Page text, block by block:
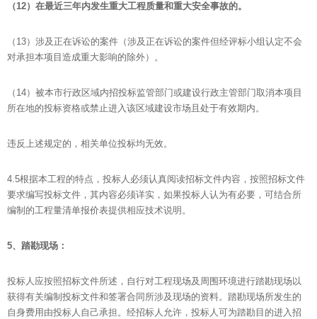
（12）在最近三年内发生重大工程质量和重大安全事故的。
（13）涉及正在诉讼的案件（涉及正在诉讼的案件但经评标小组认定不会
对承担本项目造成重大影响的除外）。
（14）被本市行政区域内招投标监管部门或建设行政主管部门取消本项目
所在地的投标资格或禁止进入该区域建设市场且处于有效期内。
违反上述规定的，相关单位投标均无效。
4.5根据本工程的特点，投标人必须认真阅读招标文件内容，按照招标文件
要求编写投标文件，其内容必须详实，如果投标人认为有必要，可结合所
编制的工程量清单报价表提供相应技术说明。
5、踏勘现场：
投标人应按照招标文件所述，自行对工程现场及周围环境进行踏勘现场以
获得有关编制投标文件和签署合同所涉及现场的资料。踏勘现场所发生的
自身费用由投标人自己承担。经招标人允许，投标人可为踏勘目的进入招